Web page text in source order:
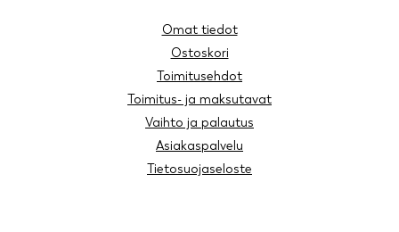
Omat tiedot
Ostoskori
Toimitusehdot
Toimitus- ja maksutavat
Vaihto ja palautus
Asiakaspalvelu
Tietosuojaseloste